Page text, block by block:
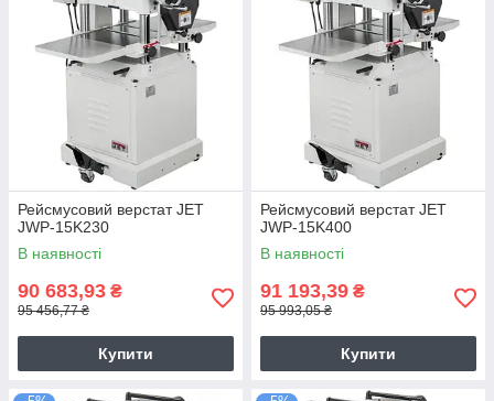
Рейсмусовий верстат JET
JWP-15K230
В наявності
90 683,93 ₴
95 456,77 ₴
Купити
Рейсмусовий верстат JET
JWP-15K400
В наявності
91 193,39 ₴
95 993,05 ₴
Купити